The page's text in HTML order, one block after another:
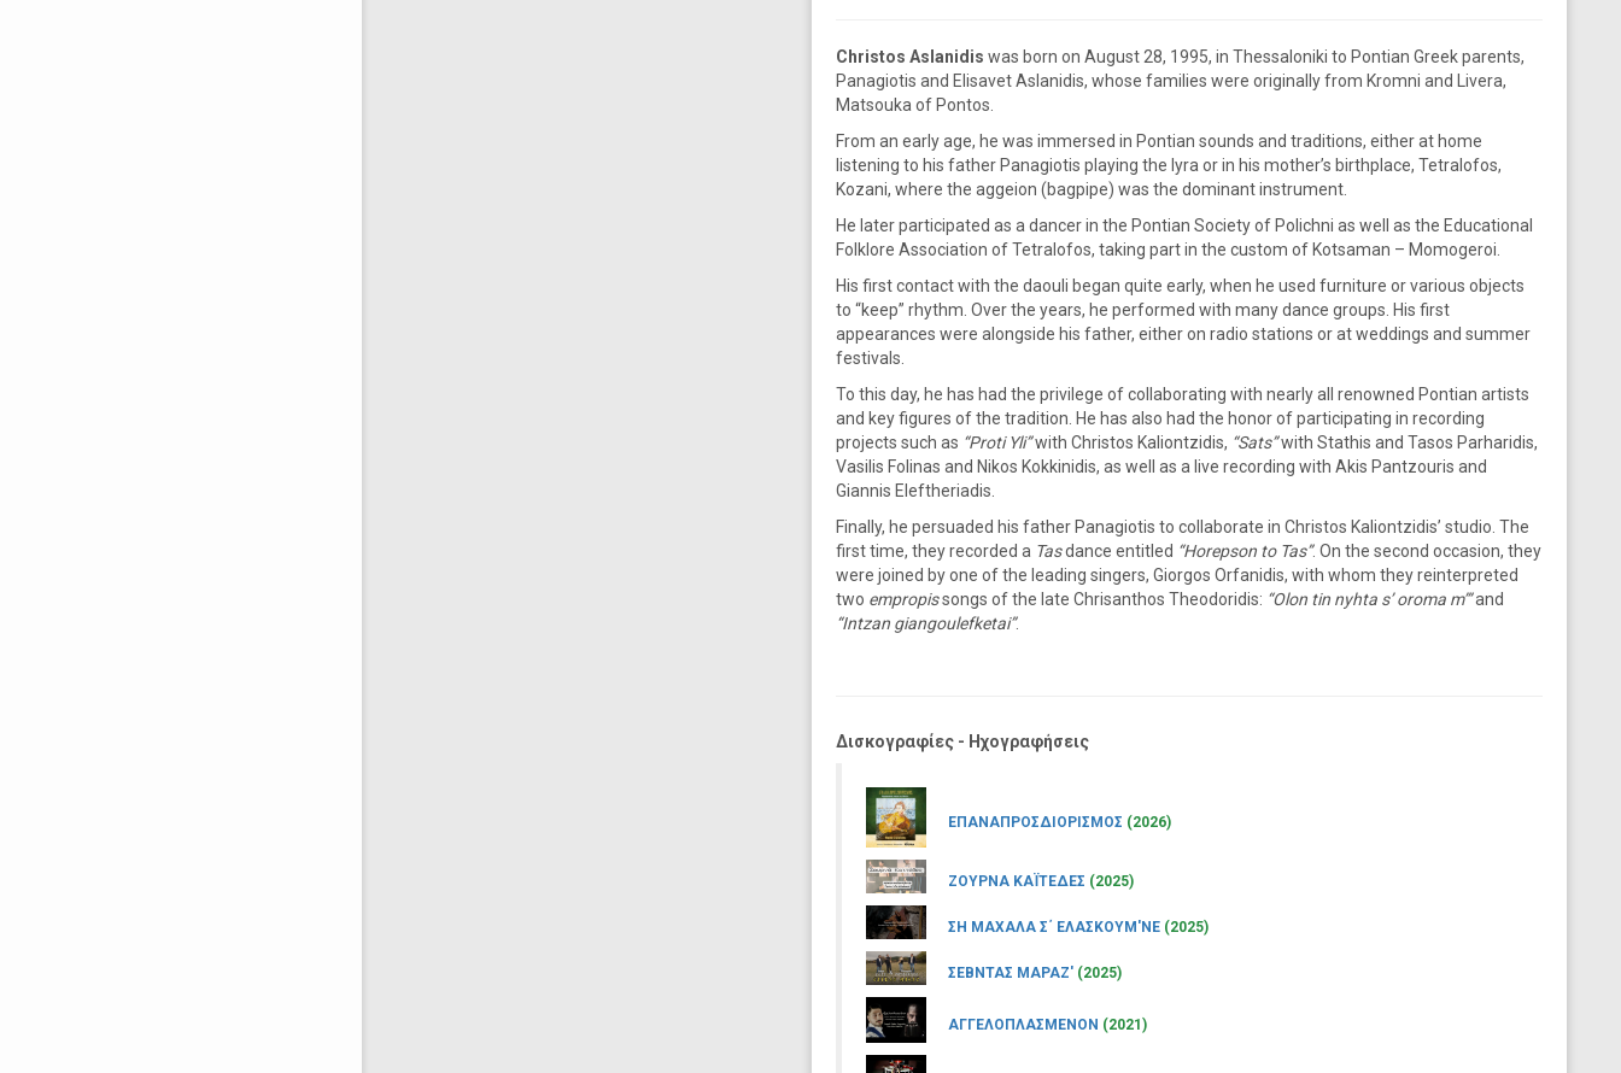
Christos Aslanidis was born on August 28, 1995, in Thessaloniki to Pontian Greek parents,
Panagiotis and Elisavet Aslanidis, whose families were originally from Kromni and Livera,
Matsouka of Pontos.
From an early age, he was immersed in Pontian sounds and traditions, either at home
listening to his father Panagiotis playing the lyra or in his mother’s birthplace, Tetralofos,
Kozani, where the aggeion (bagpipe) was the dominant instrument.
He later participated as a dancer in the Pontian Society of Polichni as well as the Educational
Folklore Association of Tetralofos, taking part in the custom of Kotsaman – Momogeroi.
His first contact with the daouli began quite early, when he used furniture or various objects
to “keep” rhythm. Over the years, he performed with many dance groups. His first
appearances were alongside his father, either on radio stations or at weddings and summer
festivals.
To this day, he has had the privilege of collaborating with nearly all renowned Pontian artists
and key figures of the tradition. He has also had the honor of participating in recording
projects such as “Proti Yli”with Christos Kaliontzidis, “Sats”with Stathis and Tasos Parharidis,
Vasilis Folinas and Nikos Kokkinidis, as well as a live recording with Akis Pantzouris and
Giannis Eleftheriadis.
Finally, he persuaded his father Panagiotis to collaborate in Christos Kaliontzidis’ studio. The
first time, they recorded a Tasdance entitled “Horepson to Tas”. On the second occasion, they
were joined by one of the leading singers, Giorgos Orfanidis, with whom they reinterpreted
two empropissongs of the late Chrisanthos Theodoridis: “Olon tin nyhta s’ oroma m’”and
“Intzan giangoulefketai”.
Δισκογραφίες - Ηχογραφήσεις
ΕΠΑΝΑΠΡΟΣΔΙΟΡΙΣΜΟΣ (2026)
ΖΟΥΡΝΑ ΚΑΪΤΕΔΕΣ (2025)
ΣΗ ΜΑΧΑΛΑ Σ΄ ΕΛΑΣΚΟΥΜ'ΝΕ (2025)
ΣΕΒΝΤΑΣ ΜΑΡΑΖ' (2025)
ΑΓΓΕΛΟΠΛΑΣΜΕΝΟΝ (2021)